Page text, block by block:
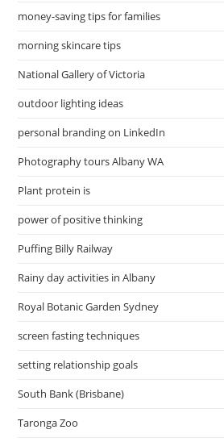
money-saving tips for families
morning skincare tips
National Gallery of Victoria
outdoor lighting ideas
personal branding on LinkedIn
Photography tours Albany WA
Plant protein is
power of positive thinking
Puffing Billy Railway
Rainy day activities in Albany
Royal Botanic Garden Sydney
screen fasting techniques
setting relationship goals
South Bank (Brisbane)
Taronga Zoo